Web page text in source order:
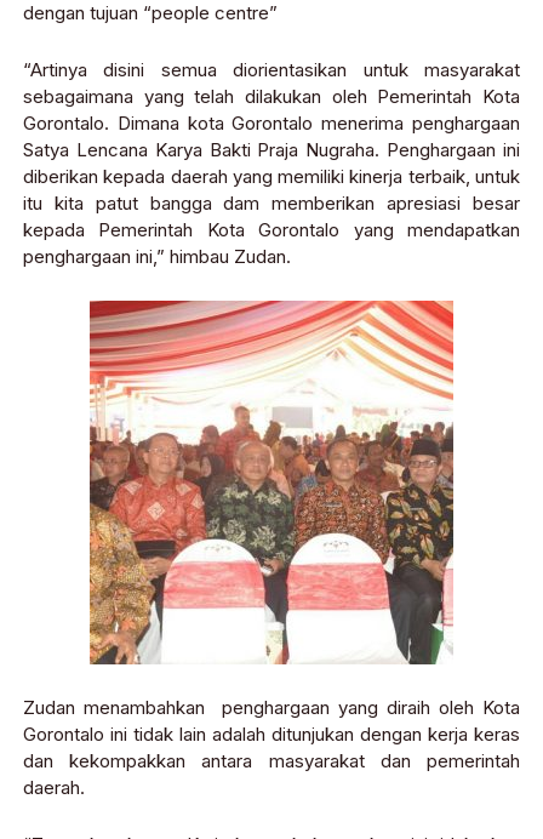
dengan tujuan “people centre”
“Artinya disini semua diorientasikan untuk masyarakat
sebagaimana yang telah dilakukan oleh Pemerintah Kota
Gorontalo. Dimana kota Gorontalo menerima penghargaan
Satya Lencana Karya Bakti Praja Nugraha. Penghargaan ini
diberikan kepada daerah yang memiliki kinerja terbaik, untuk
itu kita patut bangga dam memberikan apresiasi besar
kepada Pemerintah Kota Gorontalo yang mendapatkan
penghargaan ini,” himbau Zudan.
Zudan menambahkan penghargaan yang diraih oleh Kota
Gorontalo ini tidak lain adalah ditunjukan dengan kerja keras
dan kekompakkan antara masyarakat dan pemerintah
daerah.